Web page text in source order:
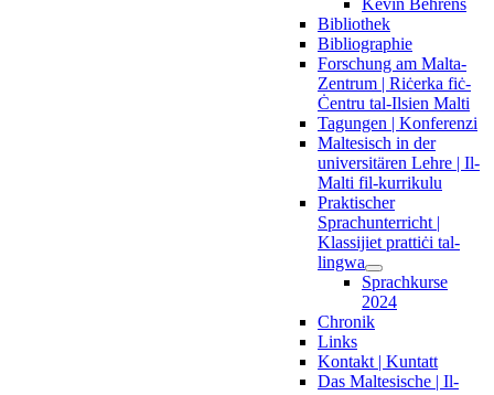
Bibliothek
Bibliographie
Forschung am Malta-
Zentrum | Riċerka fiċ-
Ċentru tal-Ilsien Malti
Tagungen | Konferenzi
Maltesisch in der
universitären Lehre | Il-
Malti fil-kurrikulu
Praktischer
Sprachunterricht |
Klassijiet prattiċi tal-
lingwa
Sprachkurse
2024
Chronik
Links
Kontakt | Kuntatt
Das Maltesische | Il-